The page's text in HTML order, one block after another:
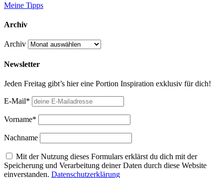
Meine Tipps
Archiv
Archiv
Newsletter
Jeden Freitag gibt’s hier eine Portion Inspiration exklusiv für dich!
E-Mail*
Vorname*
Nachname
Mit der Nutzung dieses Formulars erklärst du dich mit der
Speicherung und Verarbeitung deiner Daten durch diese Website
einverstanden. Datenschutzerklärung